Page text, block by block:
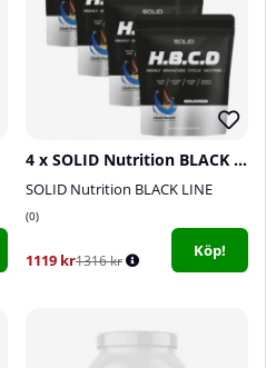
4 x SOLID Nutrition BLACK LINE H.B.C.D, 900 g
SOLID Nutrition BLACK LINE
0
1119 kr1316 kr
Köp!